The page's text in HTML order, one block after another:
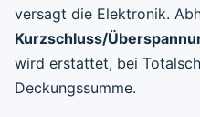
versagt die Elektronik.
Kurzschluss/
wird erstattet, bei
Deckungssumme.